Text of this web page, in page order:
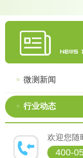
微测新闻
行业动态
欢迎您随
400-